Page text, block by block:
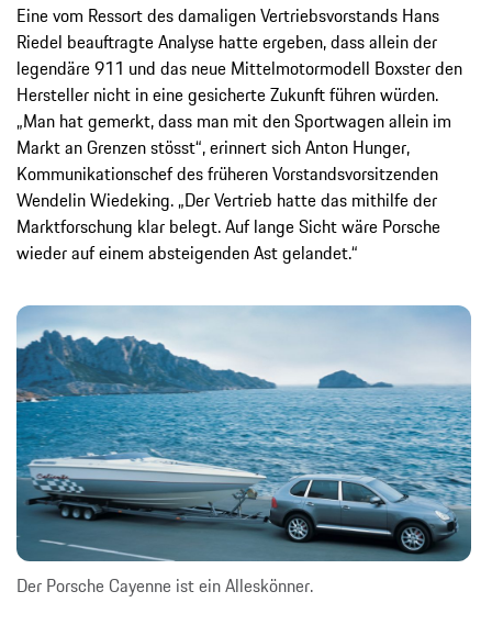
Eine vom Ressort des damaligen Vertriebsvorstands Hans
Riedel beauftragte Analyse hatte ergeben, dass allein der
legendäre 911 und das neue Mittelmotormodell Boxster den
Hersteller nicht in eine gesicherte Zukunft führen würden.
„Man hat gemerkt, dass man mit den Sportwagen allein im
Markt an Grenzen stösst“, erinnert sich Anton Hunger,
Kommunikationschef des früheren Vorstandsvorsitzenden
Wendelin Wiedeking. „Der Vertrieb hatte das mithilfe der
Marktforschung klar belegt. Auf lange Sicht wäre Porsche
wieder auf einem absteigenden Ast gelandet.“
Der Porsche Cayenne ist ein Alleskönner.